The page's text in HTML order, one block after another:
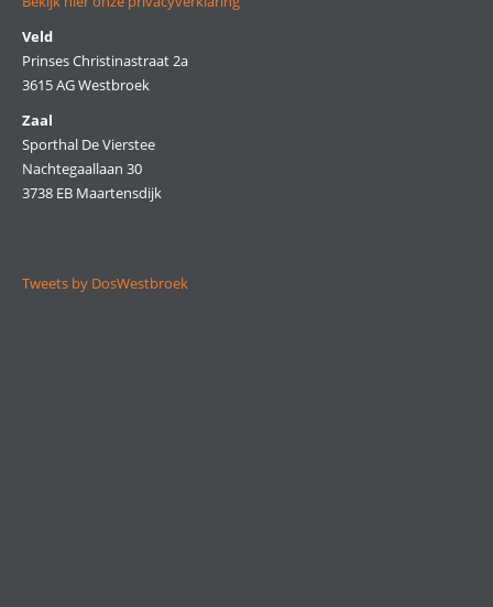
Veld
Prinses Christinastraat 2a
3615 AG Westbroek
Zaal
Sporthal De Vierstee
Nachtegaallaan 30
3738 EB Maartensdijk
Tweets by DosWestbroek